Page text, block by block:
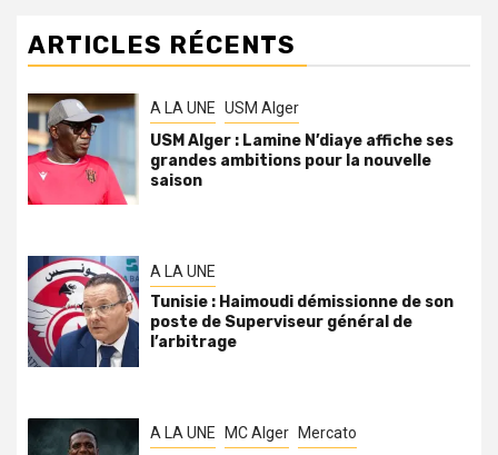
ARTICLES RÉCENTS
A LA UNE USM Alger
USM Alger : Lamine N’diaye affiche ses
grandes ambitions pour la nouvelle
saison
A LA UNE
Tunisie : Haimoudi démissionne de son
poste de Superviseur général de
l’arbitrage
A LA UNE MC Alger Mercato